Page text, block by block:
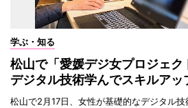
学ぶ・知る
松山で「愛媛デジ女プロジェ
デジタル技術学んでスキルアッ
松山で2月17日、女性が基礎的なデジタル